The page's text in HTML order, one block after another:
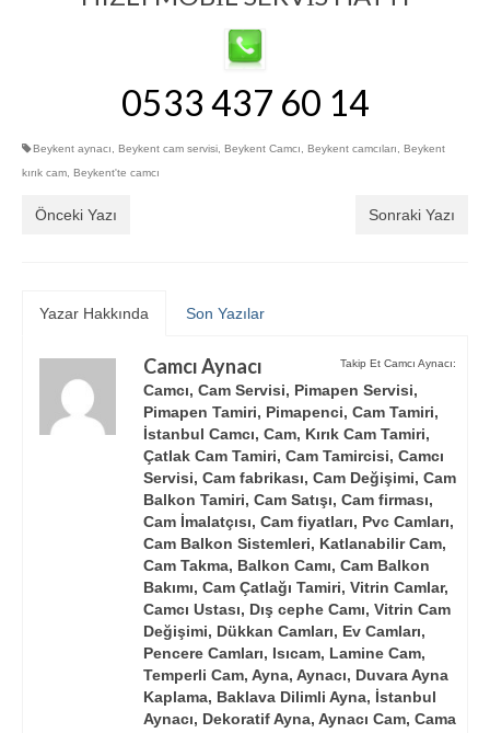
0533 437 60 14
Beykent aynacı Beykent cam servisi Beykent Camcı Beykent camcıları
Beykent
kırık cam Beykent'te camcı
Önceki Yazı Sonraki Yazı
Yazar Hakkında Son Yazılar
Takip Et Camcı Aynacı:
Camcı Aynacı
Camcı, Cam Servisi, Pimapen Servisi,
Pimapen Tamiri, Pimapenci, Cam Tamiri,
İstanbul Camcı, Cam, Kırık Cam Tamiri,
Çatlak Cam Tamiri, Cam Tamircisi, Camcı
Servisi, Cam fabrikası, Cam Değişimi, Cam
Balkon Tamiri, Cam Satışı, Cam firması,
Cam İmalatçısı, Cam fiyatları, Pvc Camları,
Cam Balkon Sistemleri, Katlanabilir Cam,
Cam Takma, Balkon Camı, Cam Balkon
Bakımı, Cam Çatlağı Tamiri, Vitrin Camlar,
Camcı Ustası, Dış cephe Camı, Vitrin Cam
Değişimi, Dükkan Camları, Ev Camları,
Pencere Camları, Isıcam, Lamine Cam,
Temperli Cam, Ayna, Aynacı, Duvara Ayna
Kaplama, Baklava Dilimli Ayna, İstanbul
Aynacı, Dekoratif Ayna, Aynacı Cam, Cama